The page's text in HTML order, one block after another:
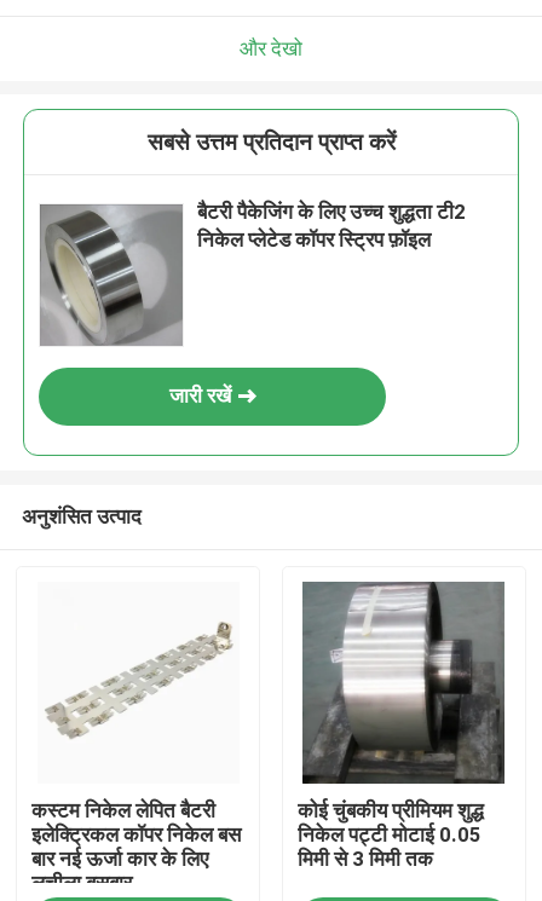
और देखो
सबसे उत्तम प्रतिदान प्राप्त करें
बैटरी पैकेजिंग के लिए उच्च शुद्धता टी2
निकेल प्लेटेड कॉपर स्ट्रिप फ़ॉइल
जारी रखें
अनुशंसित उत्पाद
कस्टम निकेल लेपित बैटरी
इलेक्ट्रिकल कॉपर निकेल बस
बार नई ऊर्जा कार के लिए
लचीला बसबार
कोई चुंबकीय प्रीमियम शुद्ध
निकेल पट्टी मोटाई 0.05
मिमी से 3 मिमी तक